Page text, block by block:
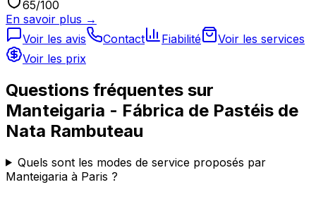
65/100
En savoir plus →
Voir les avis
Contact Fiabilité
Voir les services
Voir les prix
Questions fréquentes sur
Manteigaria - Fábrica de Pastéis de
Nata Rambuteau
Quels sont les modes de service proposés par
Manteigaria à Paris ?